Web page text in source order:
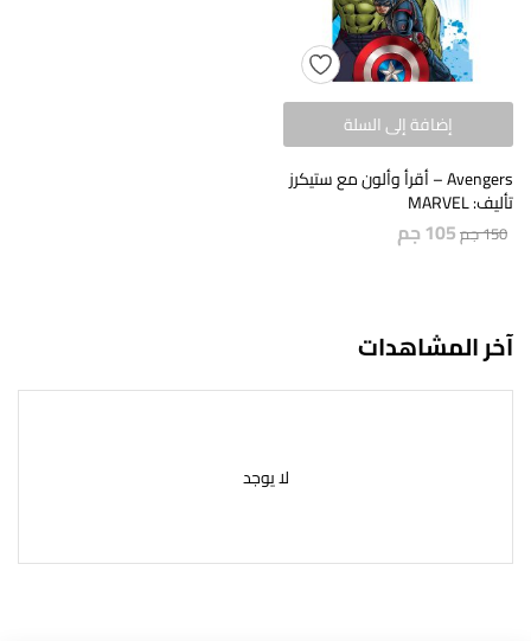
إضافة إلى السلة
Avengers – أقرأ وألون مع ستيكرز
تأليف: MARVEL
150جم105جم
آخر المشاهدات
لا يوجد